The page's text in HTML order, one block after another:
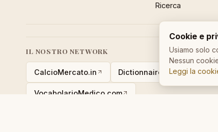
Ricerca
IL NOSTRO NETWORK
CalcioMercato.in DictionnaireMedical.com
VocabolarioMedico.com
Cookie e
Usiamo solo
Nessun
Leggi la